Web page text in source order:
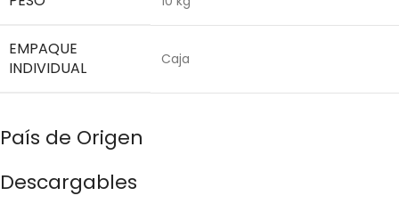
EMPAQUE
INDIVIDUAL
Caja
País de Origen
Descargables